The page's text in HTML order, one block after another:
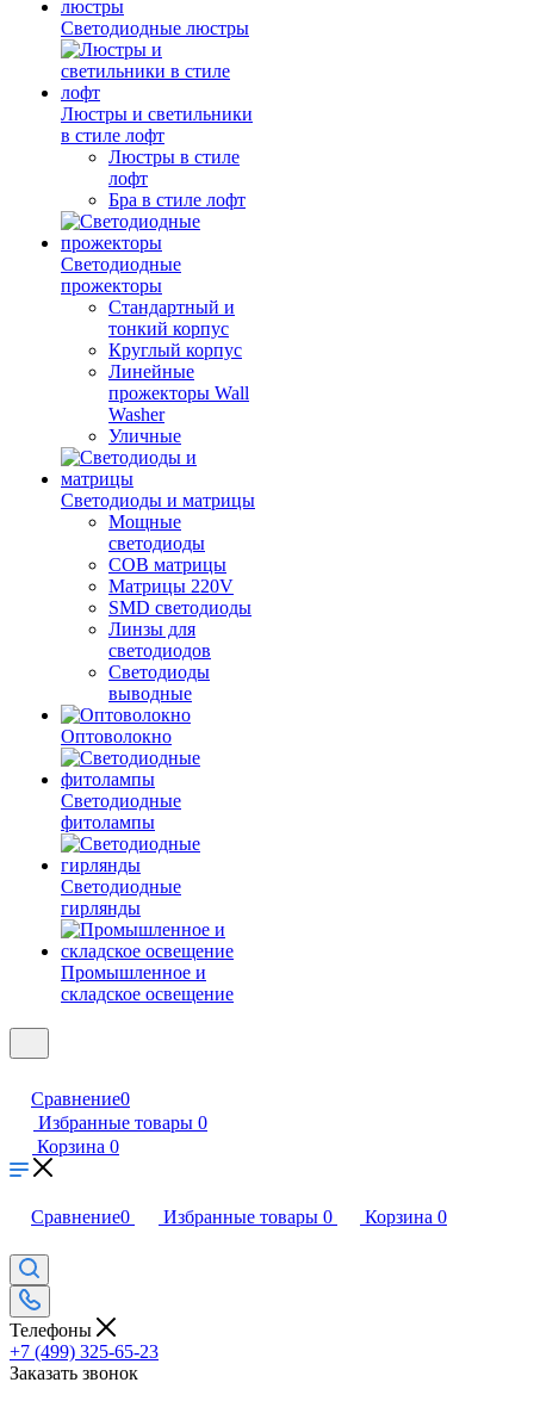
Светодиодные люстры
Люстры и светильники
в стиле лофт
Люстры в стиле
лофт
Бра в стиле лофт
Светодиодные
прожекторы
Стандартный и
тонкий корпус
Круглый корпус
Линейные
прожекторы Wall
Washer
Уличные
Светодиоды и матрицы
Мощные
светодиоды
COB матрицы
Матрицы 220V
SMD светодиоды
Линзы для
светодиодов
Светодиоды
выводные
Оптоволокно
Светодиодные
фитолампы
Светодиодные
гирлянды
Промышленное и
складское освещение
Сравнение0
Избранные товары 0
Корзина 0
Сравнение0 Избранные товары 0 Корзина 0
Телефоны
+7 (499) 325-65-23
Заказать звонок